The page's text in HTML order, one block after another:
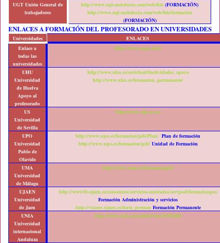
UGTUnión General de
trabajadores
http://www.ugt-andalucia.com/web/fete (FORMACIÓN)
http://www.ugt-andalucia.com/web/fete/formacion
(FORMACIÓN)
ENLACES A FORMACIÓN DEL PROFESORADO EN UNIVERSIDADES
Universidades
ENLACES
Enlace a
todas las
universidades
http://www.aupa.info/
UHU
Universidad
de Huelva
Apoyo al
profesorado
http://www.uhu.es/sevirtual/#actividades_apoyo
http://www.uhu.es/formacion_permanente/
US
Universidad
de Sevilla
http://www.cfp.us.es/
UPO
Universidad
Pablo de
Olavide
http://www.upo.es/formacion/pdi/Plan/ Plan de formación
http://www.upo.es/formacion/pdi/Unidad de Formación
UMA
Universidad
de Málaga
http://www.uma.es/formacionpdi/
UJAEN
Universidad
de Jaen
http://www10.ujaen.es/conocenos/servicios-unidades/servpod/formacionpas
Formación Administración y servicios
http://viceees.ujaen.es/form_perman Formación Permanente
UNIA
Universidad
internacional
Andaluza
http://www.unia.es/content/view/939/689/